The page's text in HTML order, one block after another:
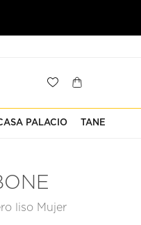
PALACIO TANE
liso Mujer